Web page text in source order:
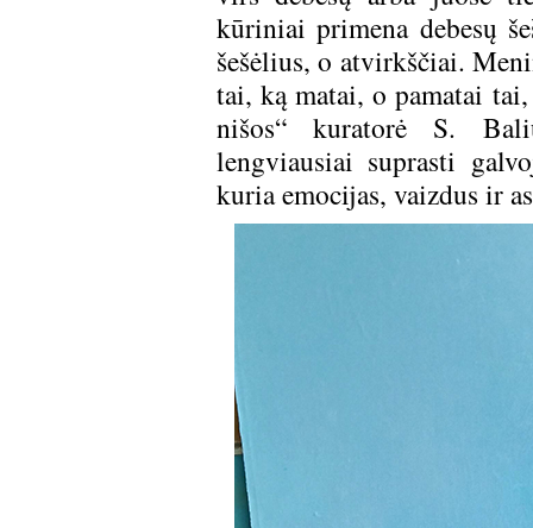
kūriniai primena debesų
šešėlius, o atvirkščiai.
tai, ką matai, o pamatai
nišos“ kuratorė S.
lengviausiai suprasti
kuria emocijas, vaizdus ir